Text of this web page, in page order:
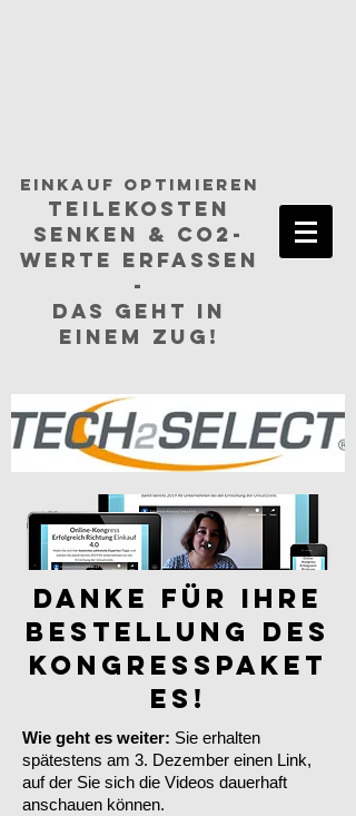
einkauf optimieren
TEILEKosten
senken & CO2-
Werte erfassen
-
das geht in
einem ZUG!
DANKE für Ihre
BESTELLUNG des
Kongresspaket
es!
Wie geht es weiter: Sie erhalten
spätestens am 3. Dezember einen Link,
auf der Sie sich die Videos dauerhaft
anschauen können.